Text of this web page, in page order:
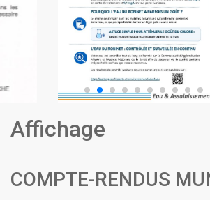
Affichage
COMPTE-RENDUS